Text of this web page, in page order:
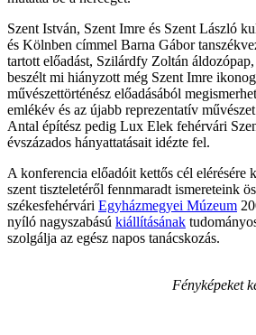
Szent István, Szent Imre és Szent László
és Kölnben címmel Barna Gábor
tartott előadást, Szilárdfy Zoltán
beszélt mi hiányzott még Szent Imre
művészettörténész előadásából
emlékév és az újabb reprezentatív
Antal építész pedig Lux Elek fehérvári
évszázados hányattatásait idézte fel.
A konferencia előadóit kettős cél elérésére
szent tiszteletéről fennmaradt ismereteink
székesfehérvári Egyházmegyei Múzeum
nyíló nagyszabású kiállításának
szolgálja az egész napos tanácskozás.
Fényképeket